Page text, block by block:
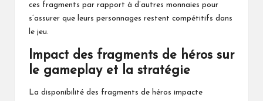
ces fragments par rapport à d’autres monnaies pour
s’assurer que leurs personnages restent compétitifs dans
le jeu.
Impact des fragments de héros sur
le gameplay et la stratégie
La disponibilité des fragments de héros impacte